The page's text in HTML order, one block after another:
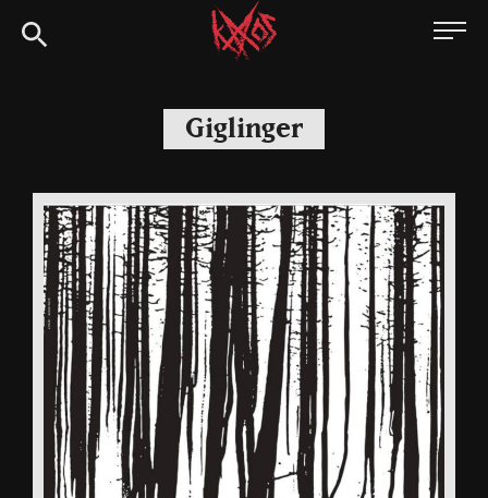
Siirry
suoraan
Kaaoszine
Giglinger